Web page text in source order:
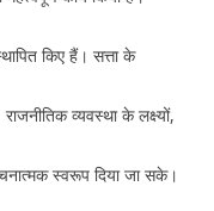
किए हैं। सत्ता के
व्यवस्था के लक्ष्यों,
स्वरूप दिया जा सके।